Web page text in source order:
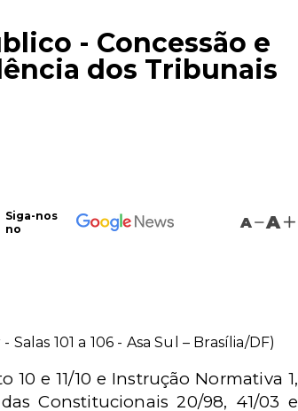
- Concessão e
dos Tribunais
Siga-nos
no
A A
101 a 106 - Asa Sul – Brasília/DF)
e 11/10 e Instrução Normativa 1,
Constitucionais 20/98, 41/03 e